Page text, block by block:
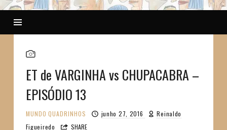
ET de VARGINHA vs CHUPACABRA –
EPISÓDIO 13
MUNDO QUADRINHOS junho 27, 2016
Reinaldo
Figueiredo
SHARE